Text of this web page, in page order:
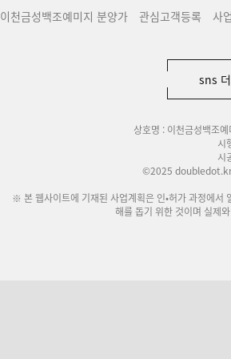
이천금성백조예미지 분양가 관심고객등록 사
sns
상호명 : 이천금성백조
시
시
©2025
※ 본 웹사이트에 기재된 사업계획은 인•허가 과정에서
해를 돕기 위한 것이며 실제